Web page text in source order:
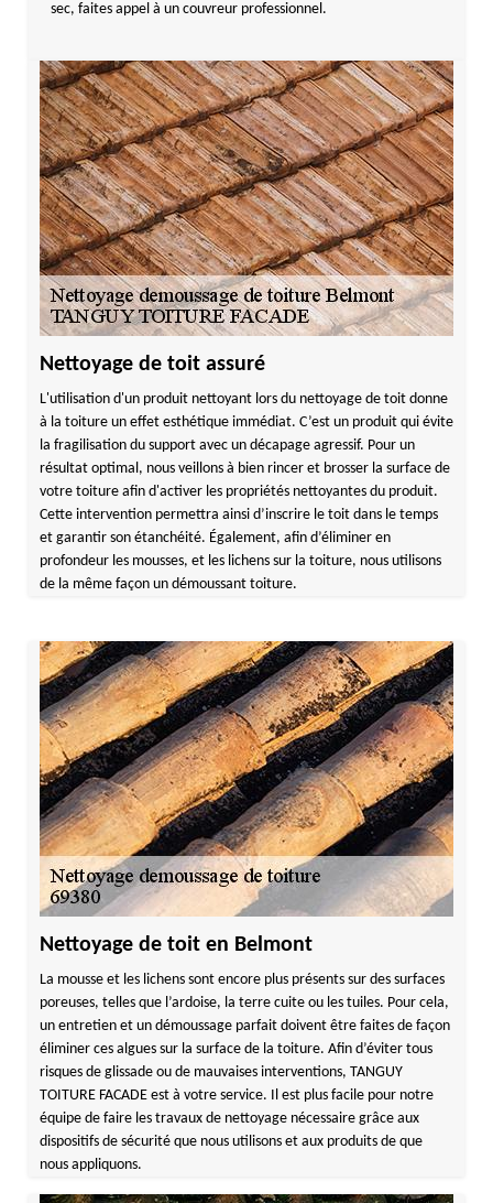
sec, faites appel à un couvreur professionnel.
Nettoyage de toit assuré
L'utilisation d'un produit nettoyant lors du nettoyage de toit donne
à la toiture un effet esthétique immédiat. C’est un produit qui évite
la fragilisation du support avec un décapage agressif. Pour un
résultat optimal, nous veillons à bien rincer et brosser la surface de
votre toiture afin d'activer les propriétés nettoyantes du produit.
Cette intervention permettra ainsi d’inscrire le toit dans le temps
et garantir son étanchéité. Également, afin d’éliminer en
profondeur les mousses, et les lichens sur la toiture, nous utilisons
de la même façon un démoussant toiture.
Nettoyage de toit en Belmont
La mousse et les lichens sont encore plus présents sur des surfaces
poreuses, telles que l’ardoise, la terre cuite ou les tuiles. Pour cela,
un entretien et un démoussage parfait doivent être faites de façon
éliminer ces algues sur la surface de la toiture. Afin d’éviter tous
risques de glissade ou de mauvaises interventions, TANGUY
TOITURE FACADE est à votre service. Il est plus facile pour notre
équipe de faire les travaux de nettoyage nécessaire grâce aux
dispositifs de sécurité que nous utilisons et aux produits de que
nous appliquons.